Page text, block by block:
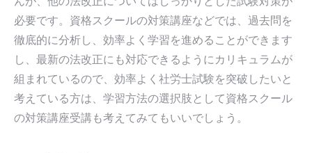
必要です。資格スクールの対策講座などでは、過去問を
徹底的に分析し、効率よく学習を進めることができます
し、最新の法改正にも対応できるようにカリキュラムが
組まれているので、効率よく社労士試験を突破したいと
考えている方は、学習方法の選択肢として資格スクール
の対策講座受講も考えてみてもいいでしょう。